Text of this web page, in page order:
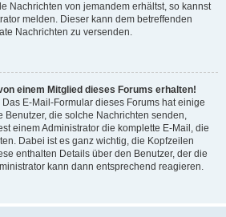
Nachrichten von jemandem erhältst, so kannst
melden. Dieser kann dem betreffenden
Nachrichten zu versenden.
einem Mitglied dieses Forums erhalten!
E-Mail-Formular dieses Forums hat einige
Benutzer, die solche Nachrichten senden,
einem Administrator die komplette E-Mail, die
Dabei ist es ganz wichtig, die Kopfzeilen
enthalten Details über den Benutzer, der die
kann dann entsprechend reagieren.